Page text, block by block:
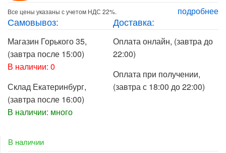
подробнее
Все цены указаны с учетом НДС 22%.
Самовывоз:
Магазин Горького 35,
(завтра после 15:00)
В наличии: 0
Склад Екатеринбург,
(завтра после 16:00)
В наличии: много
Доставка:
Оплата онлайн, (завтра до
22:00)
Оплата при получении,
(завтра с 18:00 до 22:00)
В наличии